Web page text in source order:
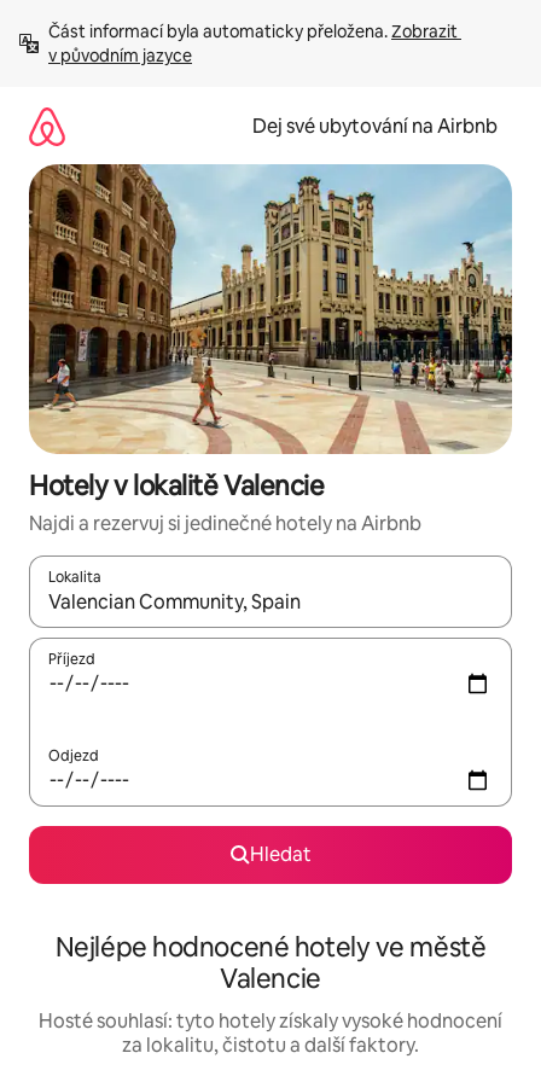
obsah
Část informací byla automaticky přeložena. Zobrazit
v původním jazyce
Dej své ubytování na Airbnb
Hotely v lokalitě Valencie
Najdi a rezervuj si jedinečné hotely na Airbnb
Lokalita
Až budou výsledky k dispozici, můžeš si je procházet pomocí
Příjezd
Odjezd
Hledat
Nejlépe hodnocené hotely ve městě
Valencie
Hosté souhlasí: tyto hotely získaly vysoké hodnocení
za lokalitu, čistotu a další faktory.